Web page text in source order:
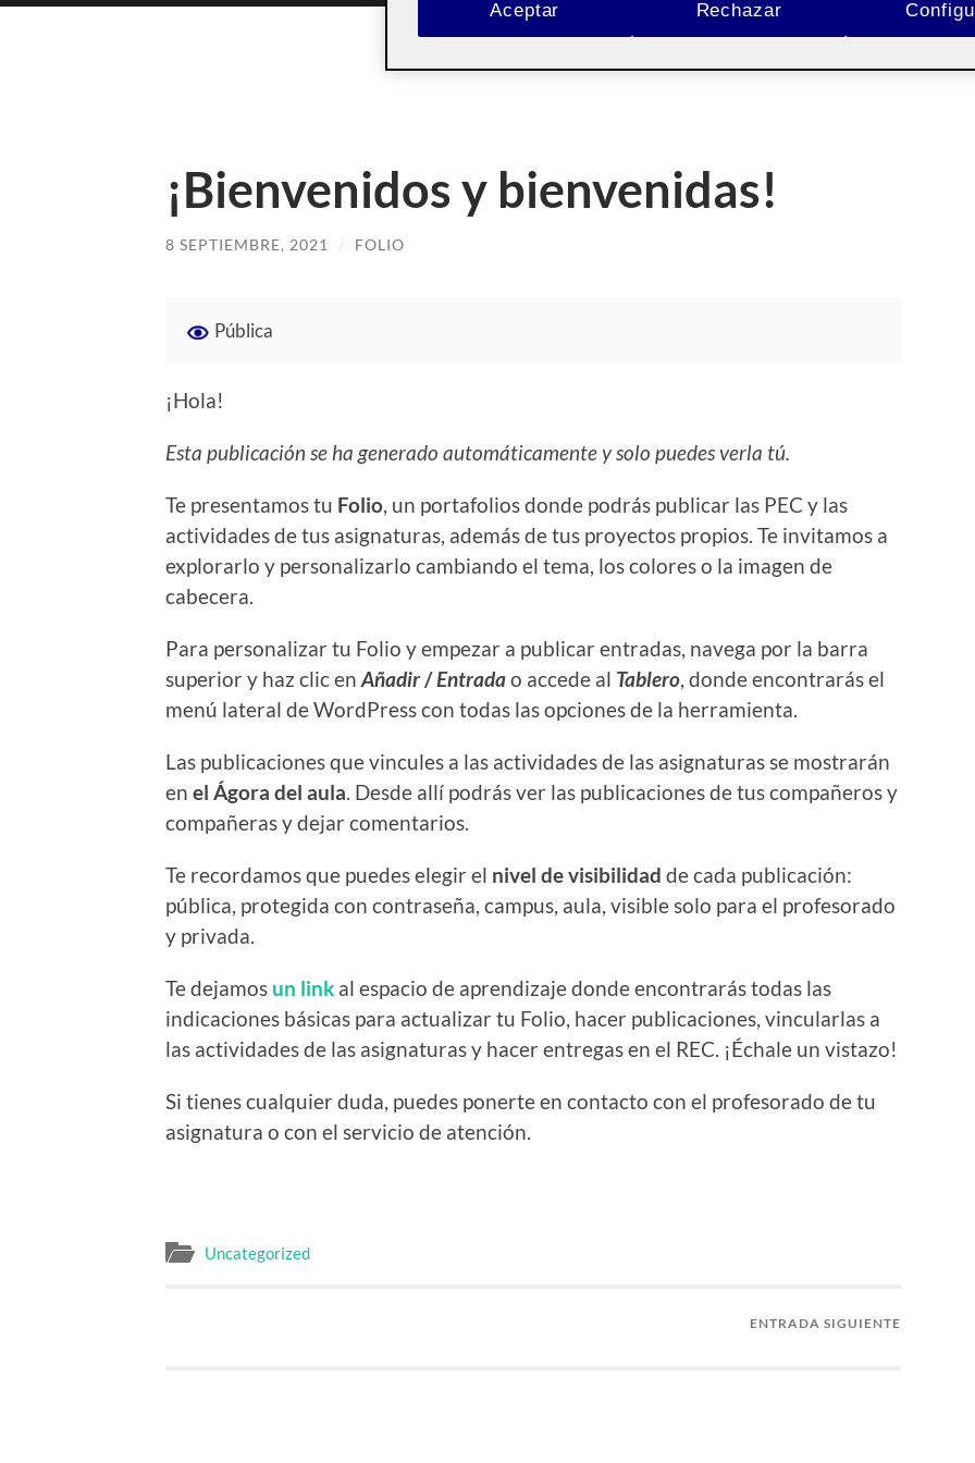
¡Bienvenidos y bienvenidas!
8 SEPTIEMBRE, 2021 / FOLIO
Pública
¡Hola!
Esta publicación se ha generado automáticamente y solo puedes verla tú.
Te presentamos tu Folio, un portafolios donde podrás publicar las PEC y las
actividades de tus asignaturas, además de tus proyectos propios. Te invitamos a
explorarlo y personalizarlo cambiando el tema, los colores o la imagen de
cabecera.
Para personalizar tu Folio y empezar a publicar entradas, navega por la barra
superior y haz clic en Añadir/Entradao accede al Tablero, donde encontrarás el
menú lateral de WordPress con todas las opciones de la herramienta.
Las publicaciones que vincules a las actividades de las asignaturas se mostrarán
en el Ágora del aula. Desde allí podrás ver las publicaciones de tus compañeros y
compañeras y dejar comentarios.
Te recordamos que puedes elegir el nivel de visibilidad de cada publicación:
pública, protegida con contraseña, campus, aula, visible solo para el profesorado
y privada.
Te dejamos un link al espacio de aprendizajedonde encontrarás todas las
indicaciones básicas para actualizar tu Folio, hacer publicaciones, vincularlas a
las actividades de las asignaturas y hacer entregas en el REC. ¡Échale un vistazo!
Si tienes cualquier duda, puedes ponerte en contacto con el profesorado de tu
asignatura o con el servicio de atención.
Uncategorized
ENTRADA SIGUIENTE
Rechazar
Aceptar